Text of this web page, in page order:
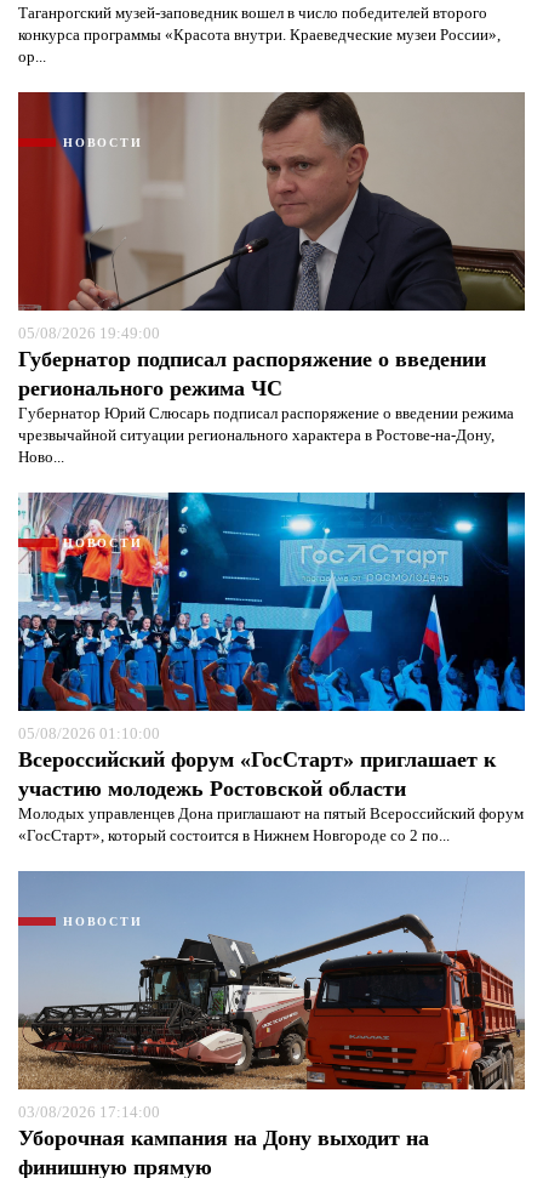
Таганрогский музей-заповедник вошел в число победителей второго
конкурса программы «Красота внутри. Краеведческие музеи России»,
ор...
НОВОСТИ
05/08/2026 19:49:00
Губернатор подписал распоряжение о введении
регионального режима ЧС
Губернатор Юрий Слюсарь подписал распоряжение о введении режима
чрезвычайной ситуации регионального характера в Ростове-на-Дону,
Ново...
НОВОСТИ
05/08/2026 01:10:00
Всероссийский форум «ГосСтарт» приглашает к
участию молодежь Ростовской области
Молодых управленцев Дона приглашают на пятый Всероссийский форум
«ГосСтарт», который состоится в Нижнем Новгороде со 2 по...
НОВОСТИ
03/08/2026 17:14:00
Уборочная кампания на Дону выходит на
финишную прямую
Я согласен сполитикой конфиденциальности и